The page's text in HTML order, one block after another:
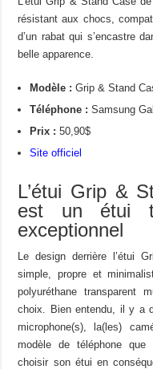
résistant aux chocs,
d’un rabat qui s’encastre
belle apparence.
Modèle :Grip & Stand
Téléphone :Samsung
Prix :50,90$
Site officiel
L’étui Grip &
est un étui
exceptionnel
Le design derrière l’étui
simple, propre et
polyuréthane transparent
choix. Bien entendu, il y a
microphone(s), la(les)
modèle de téléphone que
choisir son étui en